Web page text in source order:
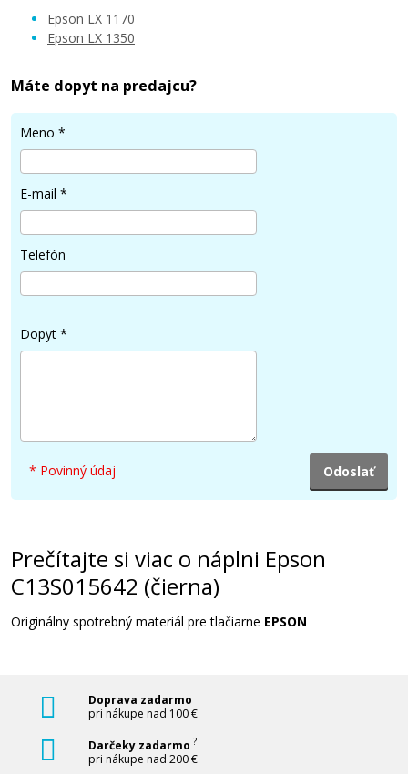
Epson LX 1170
Epson LX 1350
Máte dopyt na predajcu?
Meno *
E-mail *
Telefón
Dopyt *
* Povinný údaj
Prečítajte si viac o náplni Epson
C13S015642 (čierna)
Originálny spotrebný materiál pre tlačiarne EPSON
Doprava zadarmo
pri nákupe nad 100 €
Darčeky zadarmo ?
pri nákupe nad 200 €